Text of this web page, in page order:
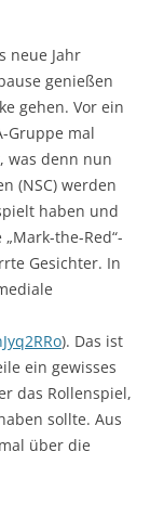
neue Jahr
genießen
gehen. Vor ein
Gruppe mal
was denn nun
(NSC) werden
haben und
the-Red“-
Gesichter. In
). Das ist
ein gewisses
das Rollenspiel,
sollte. Aus
über die